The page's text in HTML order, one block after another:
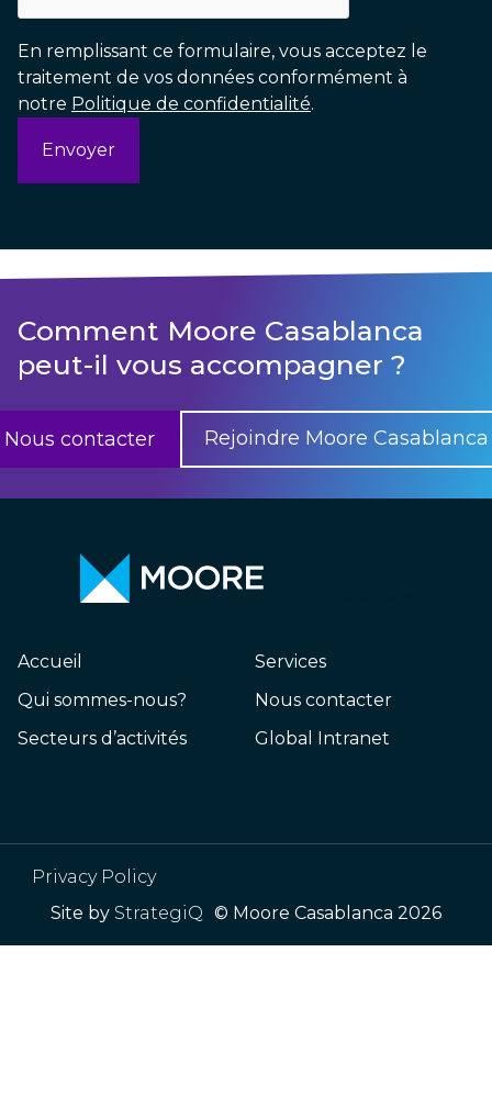
En remplissant ce formulaire, vous acceptez le
traitement de vos données conformément à
notre Politique de confidentialité.
Comment Moore Casablanca
peut-il vous accompagner ?
Nous contacter Rejoindre Moore Casablanca
Accueil
Qui sommes-nous?
Secteurs d’activités
Services
Nous contacter
Global Intranet
Privacy Policy
Site by StrategiQ © Moore Casablanca 2026